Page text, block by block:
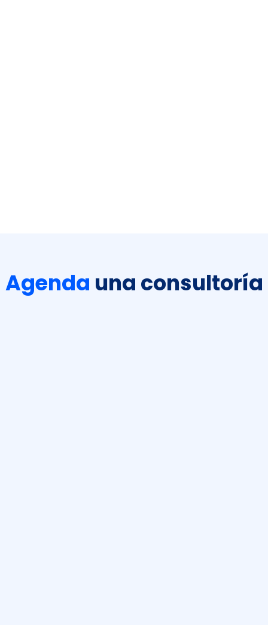
Agenda una consultoría